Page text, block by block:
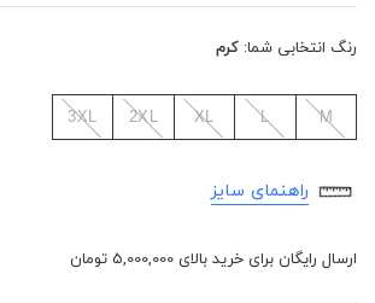
رنگ انتخابی شما: کرم
M
L
XL
2XL
3XL
راهنمای سایز
ارسال رایگان برای خرید بالای 5,000,000 تومان